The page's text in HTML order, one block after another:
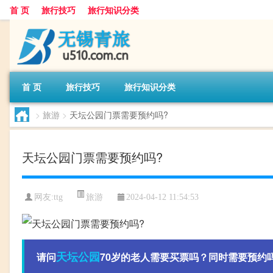
首 页 旅行技巧 旅行知识分类
首 页 旅行技巧 旅行知识分类
> 旅游 > 天坛公园门票需要预约吗?
天坛公园门票需要预约吗?
网友:ttg 旅游 2024-04-12 11:54:53
请问天坛公园70岁的老人需要买票吗？同时需要预约